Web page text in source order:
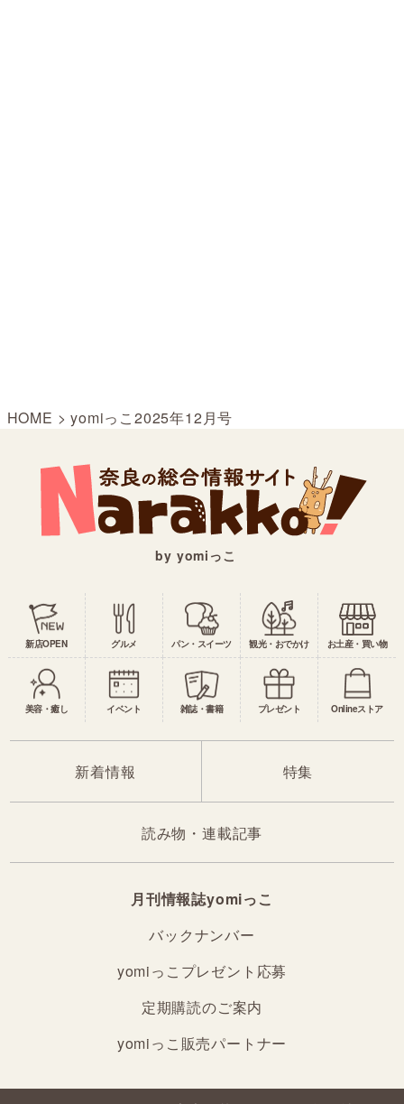
HOME >yomiっこ2025年12月号
by yomiっこ
新店OPEN グルメ パン・スイーツ 観光・おでかけ お土産・買い物
美容・癒し イベント 雑誌・書籍 プレゼント Onlineストア
新着情報 特集
読み物・連載記事
月刊情報誌yomiっこ
バックナンバー
yomiっこプレゼント応募
定期購読のご案内
yomiっこ販売パートナー